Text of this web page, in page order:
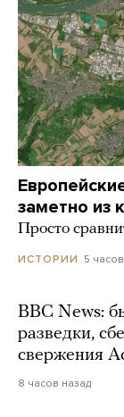
заметно из
Просто
ИСТОРИИ 5
BBC News:
разведки,
свержения
8 часов назад